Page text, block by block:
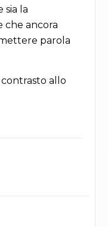
sia la
che ancora
parola
allo